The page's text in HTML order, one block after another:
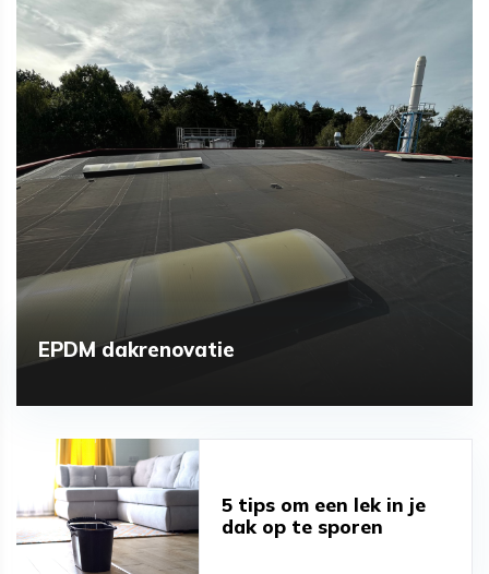
EPDM dakrenovatie
5 tips om een lek in je
dak op te sporen